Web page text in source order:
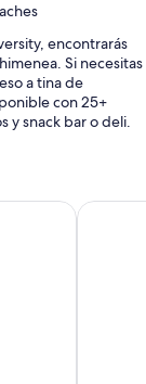
encontrarás
Si necesitas
a tina de
con 25+
y snack bar o deli.
Comfort